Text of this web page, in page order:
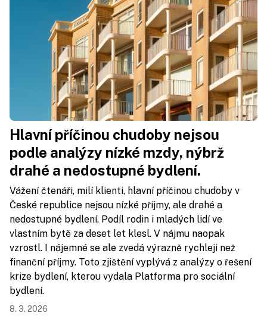
Hlavní příčinou chudoby nejsou
podle analýzy nízké mzdy, nýbrž
drahé a nedostupné bydlení.
Vážení čtenáři, milí klienti, hlavní příčinou chudoby v
České republice nejsou nízké příjmy, ale drahé a
nedostupné bydlení. Podíl rodin i mladých lidí ve
vlastním bytě za deset let klesl. V nájmu naopak
vzrostl. I nájemné se ale zvedá výrazně rychleji než
finanční příjmy. Toto zjištění vyplývá z analýzy o řešení
krize bydlení, kterou vydala Platforma pro sociální
bydlení.
8. 3. 2026